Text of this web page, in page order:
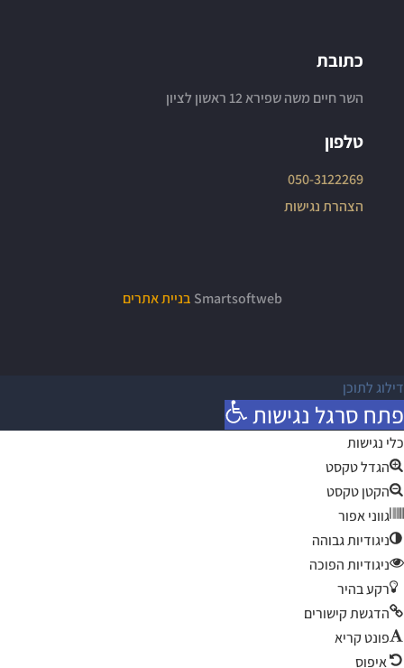
כתובת
השר חיים משה שפירא 12 ראשון לציון
טלפון
050-3122269
הצהרת נגישות
Smartsoftweb בניית אתרים
דילוג לתוכן
פתח סרגל נגישות
כלי נגישות
הגדל טקסט
הקטן טקסט
גווני אפור
ניגודיות גבוהה
ניגודיות הפוכה
רקע בהיר
הדגשת קישורים
פונט קריא
איפוס